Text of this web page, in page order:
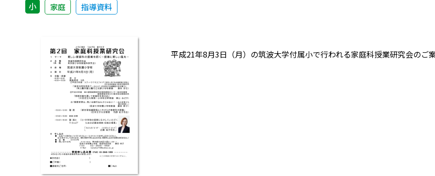
小 家庭 指導資料
平成21年8月3日（月）の筑波大学付属小で行われる家庭科授業研究会のご案